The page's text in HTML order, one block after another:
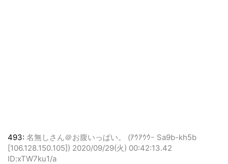
493: 名無しさん＠お腹いっぱい。 (ｱｳｱｳｳｰ Sa9b-kh5b
[106.128.150.105]) 2020/09/29(火) 00:42:13.42
ID:xTW7ku1/a